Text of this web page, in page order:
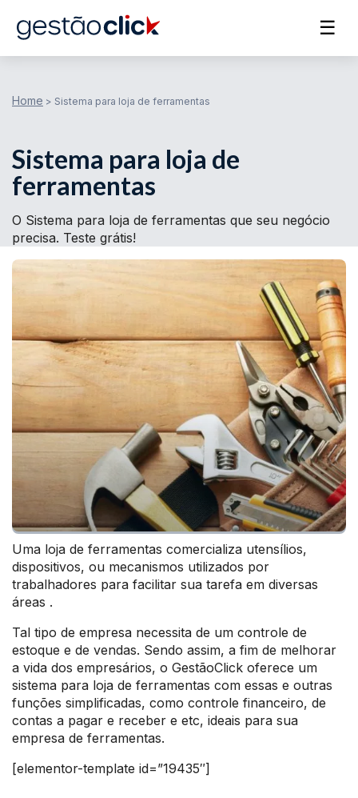
☰
Home > Sistema para loja de ferramentas
Sistema para loja de
ferramentas
O Sistema para loja de ferramentas que seu negócio
precisa. Teste grátis!
Uma loja de ferramentas comercializa utensílios,
dispositivos, ou mecanismos utilizados por
trabalhadores para facilitar sua tarefa em diversas
áreas .
Tal tipo de empresa necessita de um controle de
estoque e de vendas. Sendo assim, a fim de melhorar
a vida dos empresários, o GestãoClick oferece um
sistema para loja de ferramentas com essas e outras
funções simplificadas, como controle financeiro, de
contas a pagar e receber e etc, ideais para sua
empresa de ferramentas.
[elementor-template id=”19435″]